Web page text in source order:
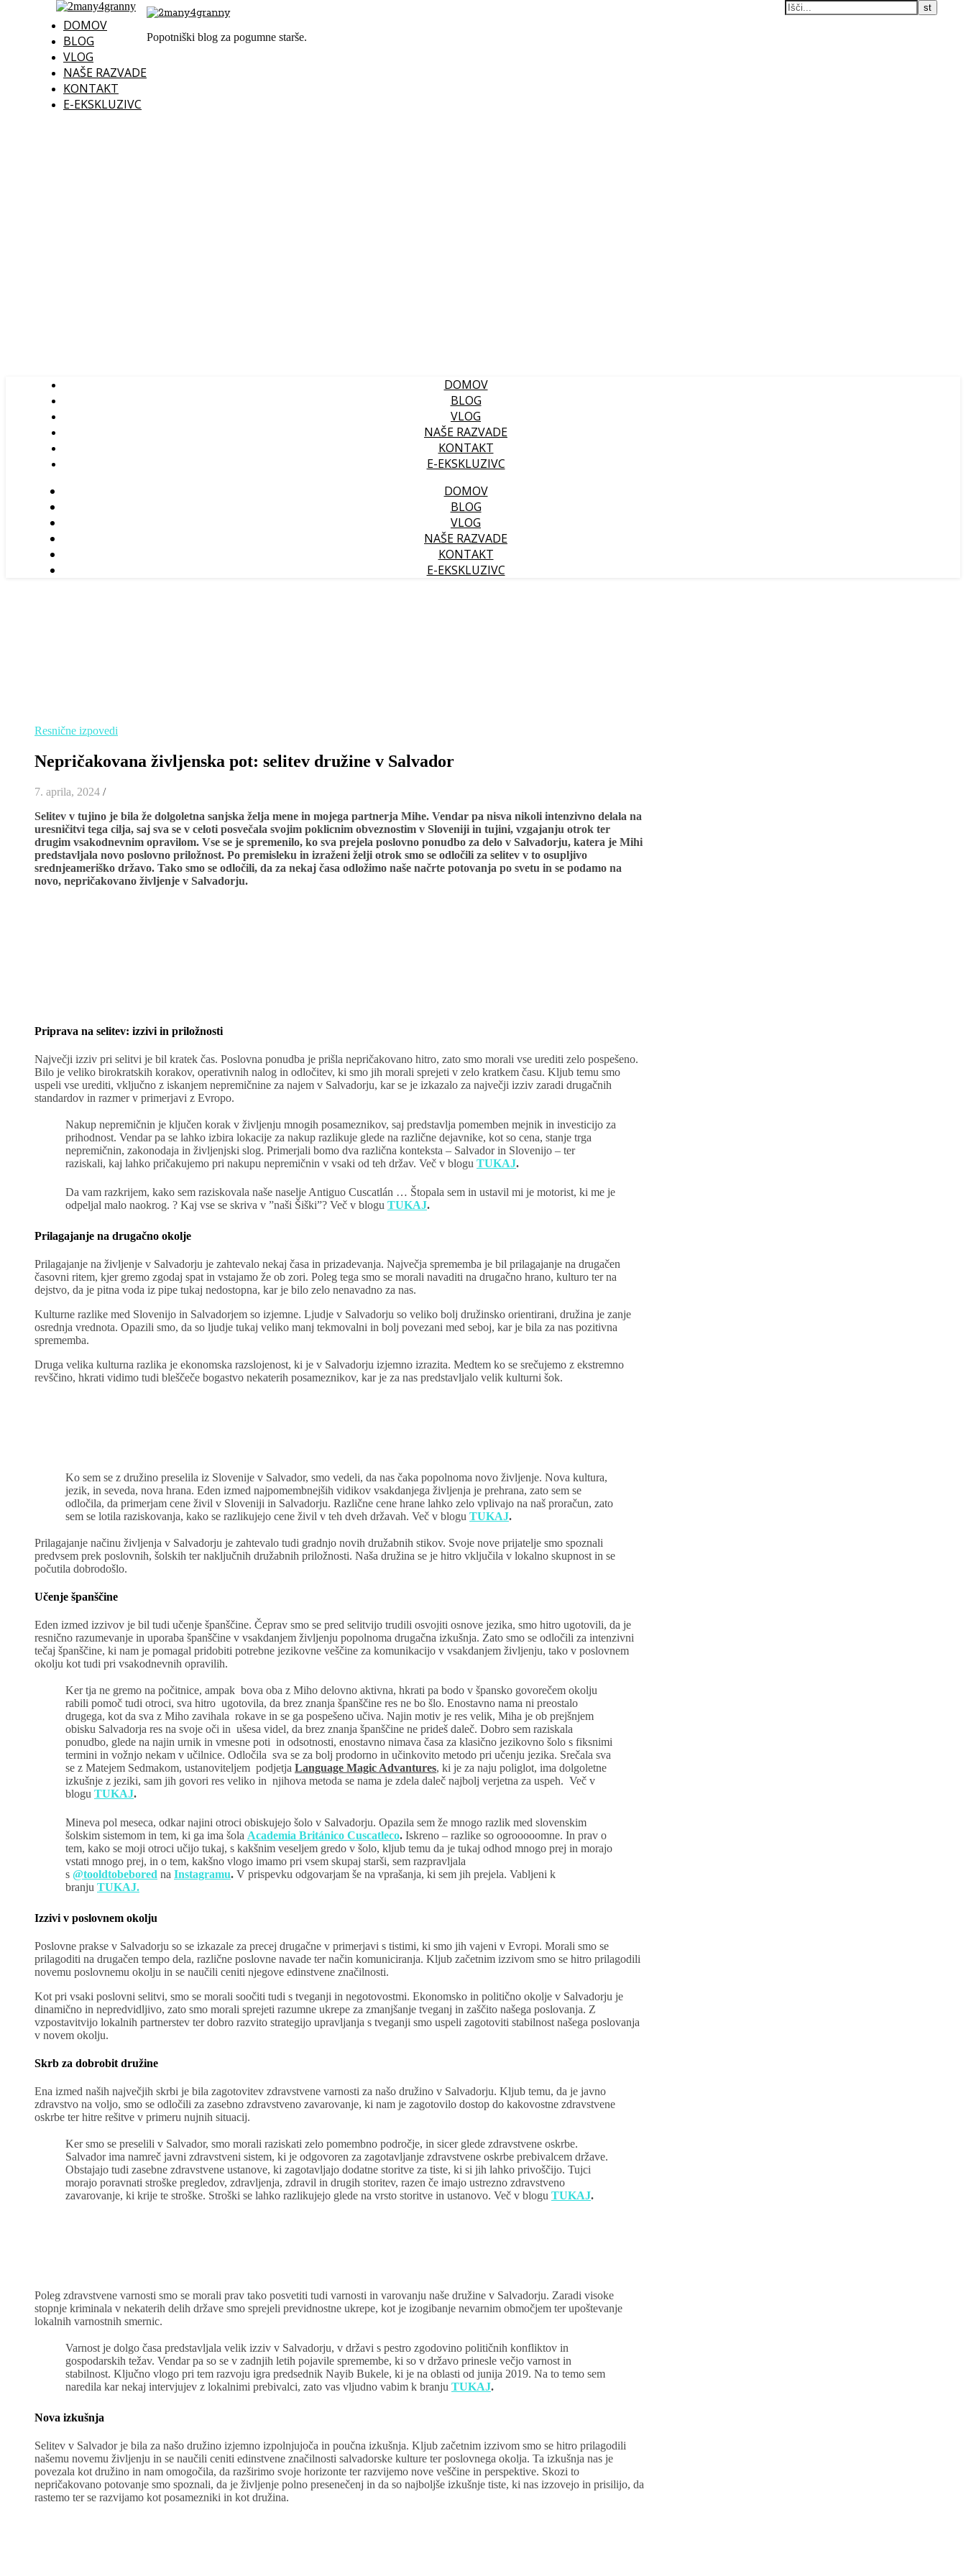
DOMOV
BLOG
VLOG
NAŠE RAZVADE
KONTAKT
E-EKSKLUZIVC
Popotniški blog za pogumne starše.
DOMOV
BLOG
VLOG
NAŠE RAZVADE
KONTAKT
E-EKSKLUZIVC
DOMOV
BLOG
VLOG
NAŠE RAZVADE
KONTAKT
E-EKSKLUZIVC
Resnične izpovedi
Nepričakovana življenska pot: selitev družine v Salvador
7. aprila, 2024 /
Selitev v tujino je bila že dolgoletna sanjska želja mene in mojega partnerja Mihe. Vendar pa nisva nikoli intenzivno delala na
uresničitvi tega cilja, saj sva se v celoti posvečala svojim poklicnim obveznostim v Sloveniji in tujini, vzgajanju otrok ter
drugim vsakodnevnim opravilom. Vse se je spremenilo, ko sva prejela poslovno ponudbo za delo v Salvadorju, katera je Mihi
predstavljala novo poslovno priložnost. Po premisleku in izraženi želji otrok smo se odločili za selitev v to osupljivo
srednjeameriško državo. Tako smo se odločili, da za nekaj časa odložimo naše načrte potovanja po svetu in se podamo na
novo, nepričakovano življenje v Salvadorju.
Priprava na selitev: izzivi in priložnosti
Največji izziv pri selitvi je bil kratek čas. Poslovna ponudba je prišla nepričakovano hitro, zato smo morali vse urediti zelo pospešeno.
Bilo je veliko birokratskih korakov, operativnih nalog in odločitev, ki smo jih morali sprejeti v zelo kratkem času. Kljub temu smo
uspeli vse urediti, vključno z iskanjem nepremičnine za najem v Salvadorju, kar se je izkazalo za največji izziv zaradi drugačnih
standardov in razmer v primerjavi z Evropo.
Nakup nepremičnin je ključen korak v življenju mnogih posameznikov, saj predstavlja pomemben mejnik in investicijo za
prihodnost. Vendar pa se lahko izbira lokacije za nakup razlikuje glede na različne dejavnike, kot so cena, stanje trga
nepremičnin, zakonodaja in življenjski slog. Primerjali bomo dva različna konteksta – Salvador in Slovenijo – ter
raziskali, kaj lahko pričakujemo pri nakupu nepremičnin v vsaki od teh držav. Več v blogu TUKAJ.
Da vam razkrijem, kako sem raziskovala naše naselje Antiguo Cuscatlán … Štopala sem in ustavil mi je motorist, ki me je
odpeljal malo naokrog. ? Kaj vse se skriva v ”naši Šiški”? Več v blogu TUKAJ.
Prilagajanje na drugačno okolje
Prilagajanje na življenje v Salvadorju je zahtevalo nekaj časa in prizadevanja. Največja sprememba je bil prilagajanje na drugačen
časovni ritem, kjer gremo zgodaj spat in vstajamo že ob zori. Poleg tega smo se morali navaditi na drugačno hrano, kulturo ter na
dejstvo, da je pitna voda iz pipe tukaj nedostopna, kar je bilo zelo nenavadno za nas.
Kulturne razlike med Slovenijo in Salvadorjem so izjemne. Ljudje v Salvadorju so veliko bolj družinsko orientirani, družina je zanje
osrednja vrednota. Opazili smo, da so ljudje tukaj veliko manj tekmovalni in bolj povezani med seboj, kar je bila za nas pozitivna
sprememba.
Druga velika kulturna razlika je ekonomska razslojenost, ki je v Salvadorju izjemno izrazita. Medtem ko se srečujemo z ekstremno
revščino, hkrati vidimo tudi bleščeče bogastvo nekaterih posameznikov, kar je za nas predstavljalo velik kulturni šok.
Ko sem se z družino preselila iz Slovenije v Salvador, smo vedeli, da nas čaka popolnoma novo življenje. Nova kultura,
jezik, in seveda, nova hrana. Eden izmed najpomembnejših vidikov vsakdanjega življenja je prehrana, zato sem se
odločila, da primerjam cene živil v Sloveniji in Salvadorju. Različne cene hrane lahko zelo vplivajo na naš proračun, zato
sem se lotila raziskovanja, kako se razlikujejo cene živil v teh dveh državah. Več v blogu TUKAJ.
Prilagajanje načinu življenja v Salvadorju je zahtevalo tudi gradnjo novih družabnih stikov. Svoje nove prijatelje smo spoznali
predvsem prek poslovnih, šolskih ter naključnih družabnih priložnosti. Naša družina se je hitro vključila v lokalno skupnost in se
počutila dobrodošlo.
Učenje španščine
Eden izmed izzivov je bil tudi učenje španščine. Čeprav smo se pred selitvijo trudili osvojiti osnove jezika, smo hitro ugotovili, da je
resnično razumevanje in uporaba španščine v vsakdanjem življenju popolnoma drugačna izkušnja. Zato smo se odločili za intenzivni
tečaj španščine, ki nam je pomagal pridobiti potrebne jezikovne veščine za komunikacijo v vsakdanjem življenju, tako v poslovnem
okolju kot tudi pri vsakodnevnih opravilih.
Ker tja ne gremo na počitnice, ampak bova oba z Miho delovno aktivna, hkrati pa bodo v špansko govorečem okolju
rabili pomoč tudi otroci, sva hitro ugotovila, da brez znanja španščine res ne bo šlo. Enostavno nama ni preostalo
drugega, kot da sva z Miho zavihala rokave in se ga pospešeno učiva. Najin motiv je res velik, Miha je ob prejšnjem
obisku Salvadorja res na svoje oči in ušesa videl, da brez znanja španščine ne prideš daleč. Dobro sem raziskala
ponudbo, glede na najin urnik in vmesne poti in odsotnosti, enostavno nimava časa za klasično jezikovno šolo s fiksnimi
termini in vožnjo nekam v učilnice. Odločila sva se za bolj prodorno in učinkovito metodo pri učenju jezika. Srečala sva
se z Matejem Sedmakom, ustanoviteljem podjetja Language Magic Advantures, ki je za naju poliglot, ima dolgoletne
izkušnje z jeziki, sam jih govori res veliko in njihova metoda se nama je zdela daleč najbolj verjetna za uspeh. Več v
blogu TUKAJ.
Mineva pol meseca, odkar najini otroci obiskujejo šolo v Salvadorju. Opazila sem že mnogo razlik med slovenskim
šolskim sistemom in tem, ki ga ima šola Academia Británico Cuscatleco. Iskreno – razlike so ogrooooomne. In prav o
tem, kako se moji otroci učijo tukaj, s kakšnim veseljem gredo v šolo, kljub temu da je tukaj odhod mnogo prej in morajo
vstati mnogo prej, in o tem, kakšno vlogo imamo pri vsem skupaj starši, sem razpravljala
s @tooldtobebored na Instagramu. V prispevku odgovarjam še na vprašanja, ki sem jih prejela. Vabljeni k
branju TUKAJ.
Izzivi v poslovnem okolju
Poslovne prakse v Salvadorju so se izkazale za precej drugačne v primerjavi s tistimi, ki smo jih vajeni v Evropi. Morali smo se
prilagoditi na drugačen tempo dela, različne poslovne navade ter način komuniciranja. Kljub začetnim izzivom smo se hitro prilagodili
novemu poslovnemu okolju in se naučili ceniti njegove edinstvene značilnosti.
Kot pri vsaki poslovni selitvi, smo se morali soočiti tudi s tveganji in negotovostmi. Ekonomsko in politično okolje v Salvadorju je
dinamično in nepredvidljivo, zato smo morali sprejeti razumne ukrepe za zmanjšanje tveganj in zaščito našega poslovanja. Z
vzpostavitvijo lokalnih partnerstev ter dobro razvito strategijo upravljanja s tveganji smo uspeli zagotoviti stabilnost našega poslovanja
v novem okolju.
Skrb za dobrobit družine
Ena izmed naših največjih skrbi je bila zagotovitev zdravstvene varnosti za našo družino v Salvadorju. Kljub temu, da je javno
zdravstvo na voljo, smo se odločili za zasebno zdravstveno zavarovanje, ki nam je zagotovilo dostop do kakovostne zdravstvene
oskrbe ter hitre rešitve v primeru nujnih situacij.
Ker smo se preselili v Salvador, smo morali raziskati zelo pomembno področje, in sicer glede zdravstvene oskrbe.
Salvador ima namreč javni zdravstveni sistem, ki je odgovoren za zagotavljanje zdravstvene oskrbe prebivalcem države.
Obstajajo tudi zasebne zdravstvene ustanove, ki zagotavljajo dodatne storitve za tiste, ki si jih lahko privoščijo. Tujci
morajo poravnati stroške pregledov, zdravljenja, zdravil in drugih storitev, razen če imajo ustrezno zdravstveno
zavarovanje, ki krije te stroške. Stroški se lahko razlikujejo glede na vrsto storitve in ustanovo. Več v blogu TUKAJ.
Poleg zdravstvene varnosti smo se morali prav tako posvetiti tudi varnosti in varovanju naše družine v Salvadorju. Zaradi visoke
stopnje kriminala v nekaterih delih države smo sprejeli previdnostne ukrepe, kot je izogibanje nevarnim območjem ter upoštevanje
lokalnih varnostnih smernic.
Varnost je dolgo časa predstavljala velik izziv v Salvadorju, v državi s pestro zgodovino političnih konfliktov in
gospodarskih težav. Vendar pa so se v zadnjih letih pojavile spremembe, ki so v državo prinesle večjo varnost in
stabilnost. Ključno vlogo pri tem razvoju igra predsednik Nayib Bukele, ki je na oblasti od junija 2019. Na to temo sem
naredila kar nekaj intervjujev z lokalnimi prebivalci, zato vas vljudno vabim k branju TUKAJ.
Nova izkušnja
Selitev v Salvador je bila za našo družino izjemno izpolnjujoča in poučna izkušnja. Kljub začetnim izzivom smo se hitro prilagodili
našemu novemu življenju in se naučili ceniti edinstvene značilnosti salvadorske kulture ter poslovnega okolja. Ta izkušnja nas je
povezala kot družino in nam omogočila, da razširimo svoje horizonte ter razvijemo nove veščine in perspektive. Skozi to
nepričakovano potovanje smo spoznali, da je življenje polno presenečenj in da so najboljše izkušnje tiste, ki nas izzovejo in prisilijo, da
rastemo ter se razvijamo kot posamezniki in kot družina.